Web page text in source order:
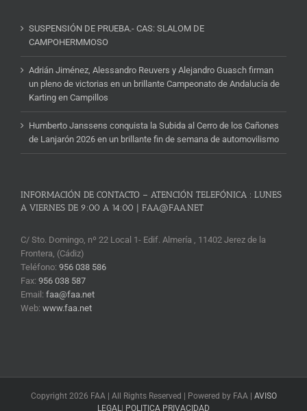
SUSPENSIÓN DE PRUEBA.- CAS: SLALOM DE
CAMPOHERMMOSO
Adrián Jiménez, Alessandro Reuvers y Alejandro Guasch firman
un pleno de victorias en un brillante Campeonato de Andalucía de
Karting en Campillos
Humberto Janssens conquista la Subida al Cerro de los Cañones
de Lanjarón 2026 en un brillante fin de semana de automovilismo
INFORMACIÓN DE CONTACTO – ATENCIÓN TELEFÓNICA : LUNES
A VIERNES DE 9:00 A 14:00 | FAA@FAA.NET
C/ Sto. Domingo, nº 22 Local 1- Edif. Almería , 11402 Jerez de la
Frontera, (Cádiz)
Teléfono: 956 038 586
Fax: 956 038 587
Email: faa@faa.net
Web: www.faa.net
Copyright 2026 FAA | All Rights Reserved | Powered by FAA | AVISO
LEGAL | POLITICA PRIVACIDAD